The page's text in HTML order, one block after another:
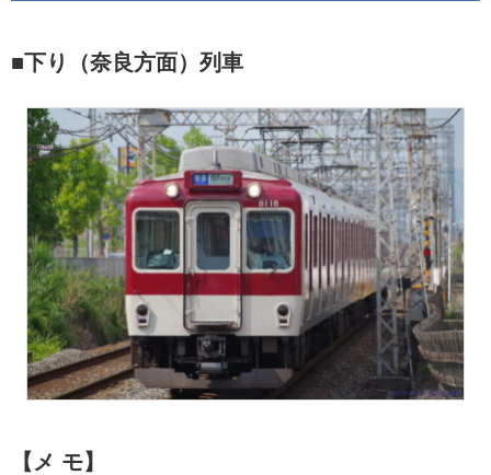
■下り（奈良方面）列車
【メ モ】